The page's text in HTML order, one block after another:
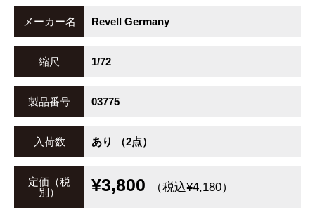
メーカー名 Revell Germany
縮尺 1/72
製品番号 03775
入荷数 あり （2点）
定価（税
別）
¥3,800 （税込¥4,180）